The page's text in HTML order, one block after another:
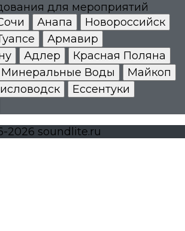
для мероприятий
Анапа
Новороссийск
Армавир
Адлер
Красная Поляна
Минеральные Воды
Майкоп
Ессентуки
2026 soundlite.ru